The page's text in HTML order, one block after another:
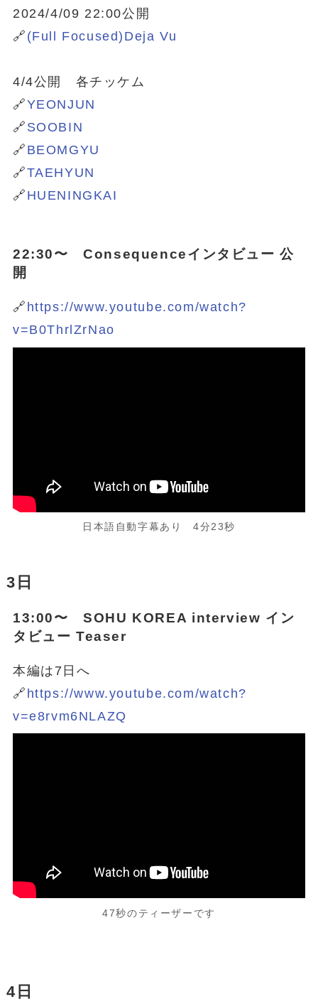
2024/4/09 22:00公開
🔗 (Full Focused)Deja Vu
4/4公開 各チッケム
🔗YEONJUN
🔗 SOOBIN
🔗 BEOMGYU
🔗TAEHYUN
🔗 HUENINGKAI
22:30〜 Consequenceインタビュー 公
開
🔗 https://www.youtube.com/watch?
v=B0ThrlZrNao
日本語自動字幕あり 4分23秒
3日
13:00〜 SOHU KOREA interview イン
タビュー Teaser
本編は7日へ
🔗 https://www.youtube.com/watch?
v=e8rvm6NLAZQ
47秒のティーザーです
4日